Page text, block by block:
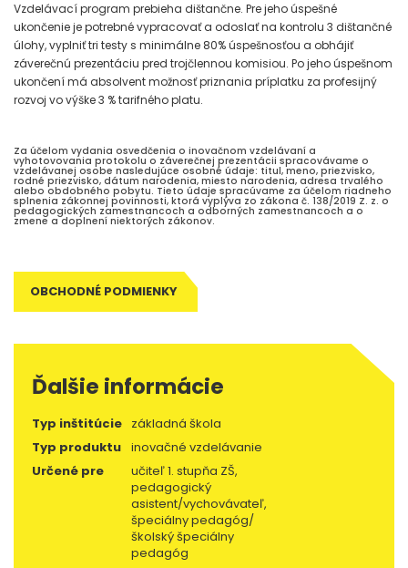
Vzdelávací program prebieha dištančne. Pre jeho úspešné
ukončenie je potrebné vypracovať a odoslať na kontrolu 3 dištančné
úlohy, vyplniť tri testy s minimálne 80% úspešnosťou a obhájiť
záverečnú prezentáciu pred trojčlennou komisiou. Po jeho úspešnom
ukončení má absolvent možnosť priznania príplatku za profesijný
rozvoj vo výške 3 % tarifného platu.
Za účelom vydania osvedčenia o inovačnom vzdelávaní a
vyhotovovania protokolu o záverečnej prezentácii spracovávame o
vzdelávanej osobe nasledujúce osobné údaje: titul, meno, priezvisko,
rodné priezvisko, dátum narodenia, miesto narodenia, adresa trvalého
alebo obdobného pobytu. Tieto údaje spracúvame za účelom riadneho
splnenia zákonnej povinnosti, ktorá vyplýva zo zákona č. 138/2019 Z. z. o
pedagogických zamestnancoch a odborných zamestnancoch a o
zmene a doplnení niektorých zákonov.
OBCHODNÉ PODMIENKY
Ďalšie informácie
Typ inštitúcie základná škola
Typ produktu inovačné vzdelávanie
Určené pre
učiteľ 1. stupňa ZŠ,
pedagogický
asistent/vychovávateľ,
špeciálny pedagóg/
školský špeciálny
pedagóg